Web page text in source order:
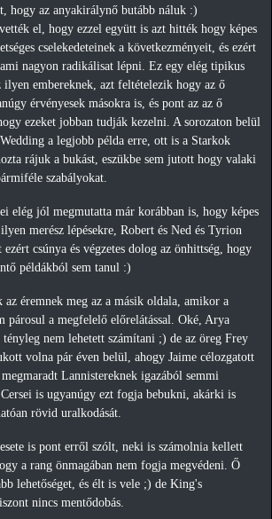
hogy az anyakirálynő butább náluk :)
el, hogy ezzel együtt is azt hitték hogy képes
cselekedeteinek a következményeit, és ezért
nagyon radikálisat lépni. Ez egy elég tipikus
ilyen embereknek, azt feltételezik hogy az ő
érvényesek másokra is, és pont az az ő
ezeket jobban tudják kezelni. A sorozaton belül
Wedding a legjobb példa erre, ott is a Starkok
rájuk a bukást, eszükbe sem jutott hogy valaki
szabályokat.
elég jól megmutatta már korábban is, hogy képes
merész lépésekre, Robert és Ned és Tyrion
ezért csúnya és végzetes dolog az önhittség, hogy
példákból sem tanul :)
az éremnek meg az a másik oldala, amikor a
párosul a megfelelő előrelátással. Oké, Arya
tényleg nem lehetett számítani ;) de az öreg Frey
volna pár éven belül, ahogy Jaime célozgatott
Lannistereknek igazából semmi
is ugyanúgy ezt fogja bebukni, akárki is
rövid uralkodását.
is pont erről szólt, neki is számolnia kellett
a rang önmagában nem fogja megvédeni. Ő
lehetőséget, és élt is vele ;) de King's
nincs mentődobás.